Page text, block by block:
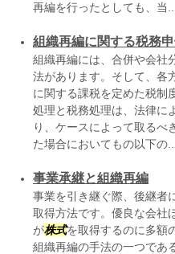
再編を行ったとしても、当...
組織再編に関する税務
組織再編には、合併や会社
法があります。そして、各
に関する課税を定めた税制
処理と税務処理は、法律に
り、ケースによって取るべ
た場合においてもの以下の...
事業承継と組織再編
事業を引き継ぐ際、後継者
取得方法です。優良な会社
が株式を取得するのに多額
組織再編の手法の一つであ